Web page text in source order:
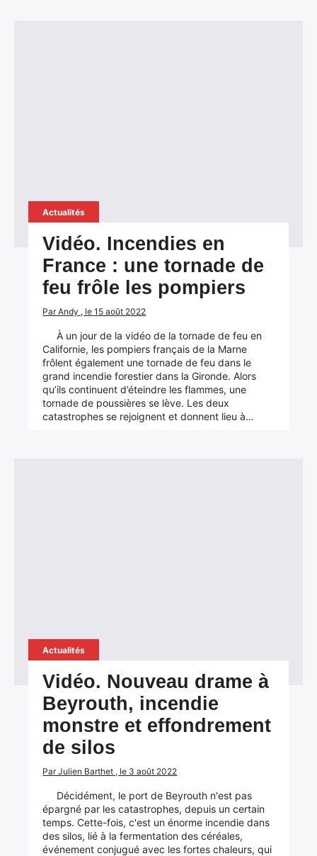
Actualités
Vidéo. Incendies en
France : une tornade de
feu frôle les pompiers
Par Andy , le 15 août 2022
À un jour de la vidéo de la tornade de feu en
Californie, les pompiers français de la Marne
frôlent également une tornade de feu dans le
grand incendie forestier dans la Gironde. Alors
qu’ils continuent d’éteindre les flammes, une
tornade de poussières se lève. Les deux
catastrophes se rejoignent et donnent lieu à…
Actualités
Vidéo. Nouveau drame à
Beyrouth, incendie
monstre et effondrement
de silos
Par Julien Barthet , le 3 août 2022
Décidément, le port de Beyrouth n'est pas
épargné par les catastrophes, depuis un certain
temps. Cette-fois, c'est un énorme incendie dans
des silos, lié à la fermentation des céréales,
événement conjugué avec les fortes chaleurs, qui